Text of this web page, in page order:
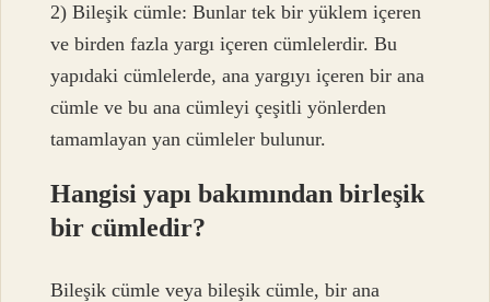
2) Bileşik cümle: Bunlar tek bir yüklem içeren
ve birden fazla yargı içeren cümlelerdir. Bu
yapıdaki cümlelerde, ana yargıyı içeren bir ana
cümle ve bu ana cümleyi çeşitli yönlerden
tamamlayan yan cümleler bulunur.
Hangisi yapı bakımından birleşik
bir cümledir?
Bileşik cümle veya bileşik cümle, bir ana